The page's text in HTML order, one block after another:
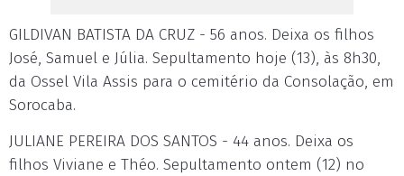
GILDIVAN BATISTA DA CRUZ - 56 anos. Deixa os filhos
José, Samuel e Júlia. Sepultamento hoje (13), às 8h30,
da Ossel Vila Assis para o cemitério da Consolação, em
Sorocaba.
JULIANE PEREIRA DOS SANTOS - 44 anos. Deixa os
filhos Viviane e Théo. Sepultamento ontem (12) no